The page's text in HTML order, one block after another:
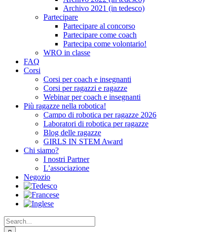
Archivo 2021 (in tedesco)
Partecipare
Partecipare al concorso
Partecipare come coach
Partecipa come volontario!
WRO in classe
FAQ
Corsi
Corsi per coach e insegnanti
Corsi per ragazzi e ragazze
Webinar per coach e insegnanti
Più ragazze nella robotica!
Campo di robotica per ragazze 2026
Laboratori di robotica per ragazze
Blog delle ragazze
GIRLS IN STEM Award
Chi siamo?
I nostri Partner
L’associazione
Negozio
Search
for: